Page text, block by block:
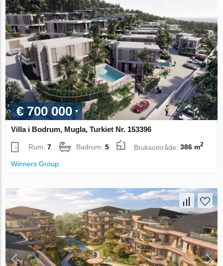
€ 700 000
Villa i Bodrum, Mugla, Turkiet Nr. 153396
Rum:7 Badrum:5 Bruksområde:386 m2
Winners Group